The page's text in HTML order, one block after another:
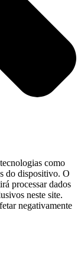
como
do dispositivo. O
processar dados
neste site.
negativamente